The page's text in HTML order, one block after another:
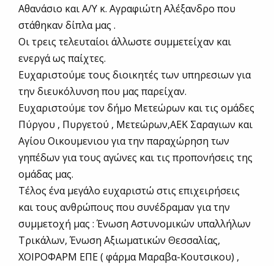
Αθανάσιο και Α/Υ κ. Αγραφιώτη Αλέξανδρο που
στάθηκαν δίπλα μας .
Οι τρεις τελευταίοι άλλωστε συμμετείχαν και
ενεργά ως παίχτες.
Ευχαριστούμε τους διοικητές των υπηρεσιων για
την διευκόλυνση που μας παρείχαν.
Ευχαριστούμε τον δήμο Μετεώρων και τις ομάδες
Πύργου , Πυργετού , Μετεώρων,ΑΕΚ Σαραγιων και
Αγίου Οικουμενιου για την παραχώρηση των
γηπέδων για τους αγώνες και τις προπονήσεις της
ομάδας μας.
Τέλος ένα μεγάλο ευχαριστώ στις επιχειρήσεις
και τους ανθρώπους που συνέδραμαν για την
συμμετοχή μας : Ένωση Αστυνομικών υπαλλήλων
Τρικάλων, Ένωση Αξιωματικών Θεσσαλίας,
ΧΟΙΡΟΦΑΡΜ ΕΠΕ ( φάρμα Μαραβα-Κουτσικου) ,